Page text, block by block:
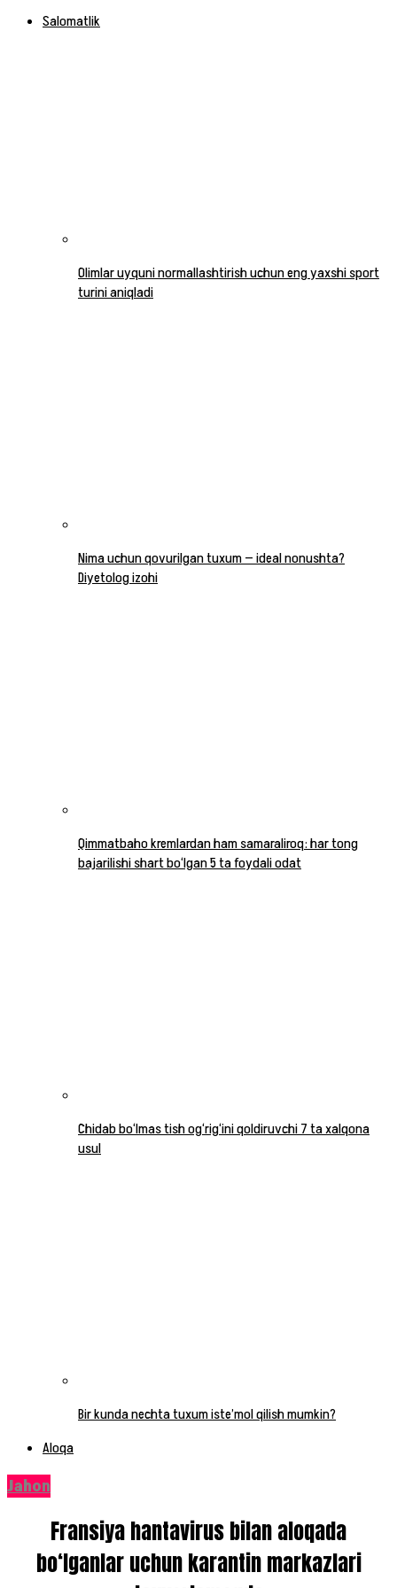
Salomatlik
Olimlar uyquni normallashtirish uchun eng yaxshi sport
turini aniqladi
Nima uchun qovurilgan tuxum — ideal nonushta?
Diyetolog izohi
Qimmatbaho kremlardan ham samaraliroq: har tong
bajarilishi shart bo‘lgan 5 ta foydali odat
Chidab bo‘lmas tish og‘rig‘ini qoldiruvchi 7 ta xalqona
usul
Bir kunda nechta tuxum iste’mol qilish mumkin?
Aloqa
Jahon
Fransiya hantavirus bilan aloqada
bo‘lganlar uchun karantin markazlari